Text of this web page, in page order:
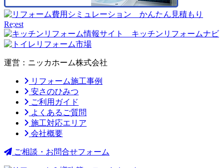
運営：ニッカホーム株式会社
リフォーム施工事例
安さのひみつ
ご利用ガイド
よくあるご質問
施工対応エリア
会社概要
ご相談・お問合せフォーム